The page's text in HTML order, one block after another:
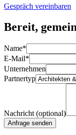
Gespräch vereinbaren
Bereit,
Name*
E-Mail*
Unternehmen
Partnertyp
Nachricht (optional)
Anfrage senden